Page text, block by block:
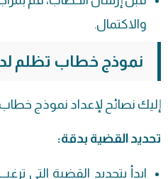
والاكتمال.
نموذج خطاب تظلم
إليك نصائح لإعداد نموذج
تحديد القضية بدقة:
ابدأ بتحديد القضية التي